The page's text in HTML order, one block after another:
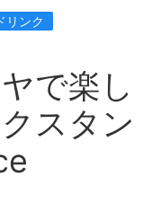
リンク
で楽し
スタン